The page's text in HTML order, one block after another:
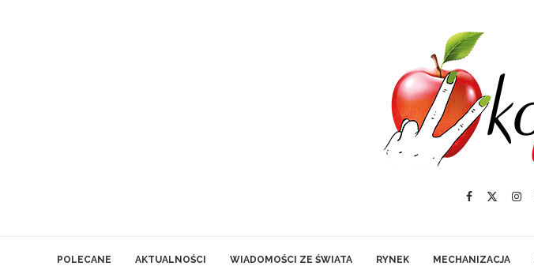
POLECANE AKTUALNOŚCI WIADOMOŚCI ZE ŚWIATA RYNEK MECHANIZACJA